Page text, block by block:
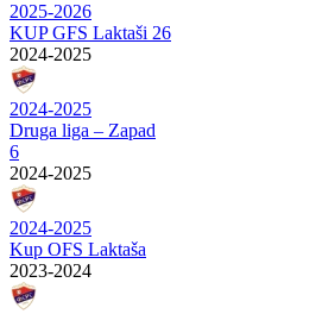
2025-2026
KUP GFS Laktaši 26
2024-2025
2024-2025
Druga liga – Zapad
6
2024-2025
2024-2025
Kup OFS Laktaša
2023-2024